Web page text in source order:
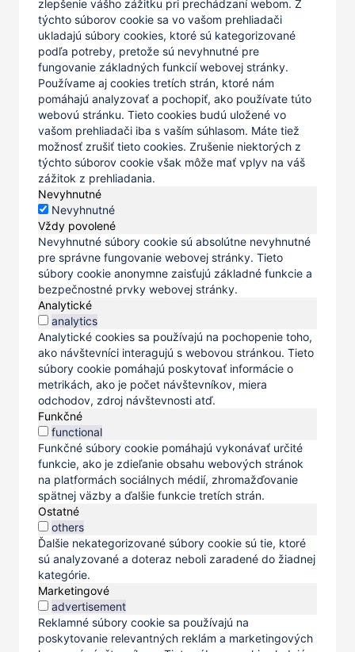
zlepšenie vášho zážitku pri prechádzaní webom. Z
týchto súborov cookie sa vo vašom prehliadači
ukladajú súbory cookies, ktoré sú kategorizované
podľa potreby, pretože sú nevyhnutné pre
fungovanie základných funkcií webovej stránky.
Používame aj cookies tretích strán, ktoré nám
pomáhajú analyzovať a pochopiť, ako používate túto
webovú stránku. Tieto cookies budú uložené vo
vašom prehliadači iba s vaším súhlasom. Máte tiež
možnosť zrušiť tieto cookies. Zrušenie niektorých z
týchto súborov cookie však môže mať vplyv na váš
zážitok z prehliadania.
Nevyhnutné
Nevyhnutné
Vždy povolené
Nevyhnutné súbory cookie sú absolútne nevyhnutné
pre správne fungovanie webovej stránky. Tieto
súbory cookie anonymne zaisťujú základné funkcie a
bezpečnostné prvky webovej stránky.
Analytické
analytics
Analytické cookies sa používajú na pochopenie toho,
ako návštevníci interagujú s webovou stránkou. Tieto
súbory cookie pomáhajú poskytovať informácie o
metrikách, ako je počet návštevníkov, miera
odchodov, zdroj návštevnosti atď.
Funkčné
functional
Funkčné súbory cookie pomáhajú vykonávať určité
funkcie, ako je zdieľanie obsahu webových stránok
na platformách sociálnych médií, zhromažďovanie
spätnej väzby a ďalšie funkcie tretích strán.
Ostatné
others
Ďalšie nekategorizované súbory cookie sú tie, ktoré
sú analyzované a doteraz neboli zaradené do žiadnej
kategórie.
Marketingové
advertisement
Reklamné súbory cookie sa používajú na
poskytovanie relevantných reklám a marketingových